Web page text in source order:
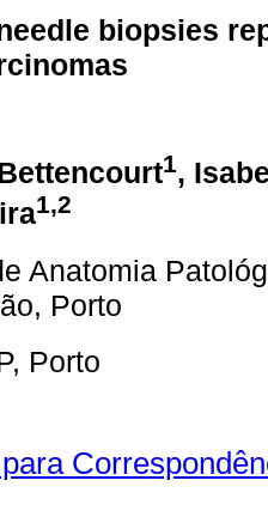
biopsies
1,
1,2
Anatomia
Porto
Porto